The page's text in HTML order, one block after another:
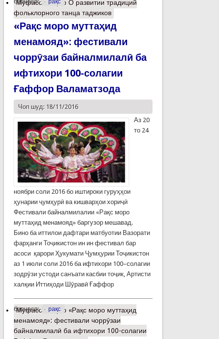
Муфассалтаро О развитии традиций
фольклорного танца таджиков
«Рақс моро муттаҳид
менамояд»: фестивали
чоррӯзаи байналмилалӣ ба
ифтихори 100-солагии
Ғаффор Валаматзода
Чоп шуд: 18/11/2016
Аз 20
то 24
ноябри соли 2016 бо иштироки гуруҳҳои
ҳунарии ҷумҳурӣ ва кишварҳои хориҷӣ
Фестивали байналмилалии «Рақс моро
муттаҳид менамояд» баргузор мешавад.
Бино ба иттилои дафтари матбуотии Вазорати
фарҳанги Тоҷикистон ин ин фестивал бар
асоси қарори Ҳукумати Ҷумҳурии Тоҷикистон
аз 1 июли соли 2016 ба ифтихори 100–солагии
зодрӯзи устоди санъати касбии тоҷик, Артисти
халқии Иттиҳоди Шӯравӣ Ғаффор
барчасп: рақс
Муфассалтаро «Рақс моро муттаҳид
менамояд»: фестивали чоррӯзаи
байналмилалӣ ба ифтихори 100-солагии